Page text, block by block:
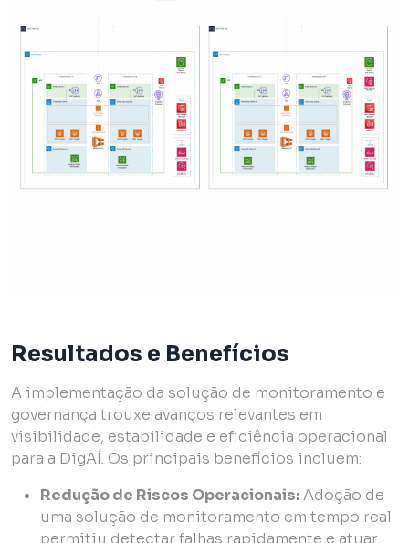
Resultados e Benefícios
A implementação da solução de monitoramento e
governança trouxe avanços relevantes em
visibilidade, estabilidade e eficiência operacional
para a DigAÍ. Os principais benefícios incluem:
Redução de Riscos Operacionais:Adoção de
uma solução de monitoramento em tempo real